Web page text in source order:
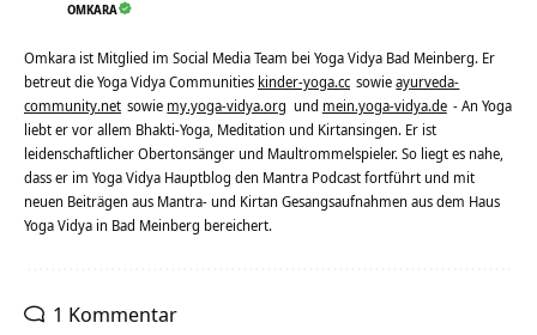
OMKARA
Omkara ist Mitglied im Social Media Team bei Yoga Vidya Bad Meinberg. Er
betreut die Yoga Vidya Communities kinder-yoga.cc sowieayurveda-
community.net sowie my.yoga-vidya.org und mein.yoga-vidya.de - An Yoga
liebt er vor allem Bhakti-Yoga, Meditation und Kirtansingen. Er ist
leidenschaftlicher Obertonsänger und Maultrommelspieler. So liegt es nahe,
dass er im Yoga Vidya Hauptblog den Mantra Podcast fortführt und mit
neuen Beiträgen aus Mantra- und Kirtan Gesangsaufnahmen aus dem Haus
Yoga Vidya in Bad Meinberg bereichert.
1 Kommentar